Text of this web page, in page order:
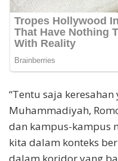
“Tentu saja
Muhammadiyah,
dan kampus-kampus
kita dalam konteks
dalam koridor yang